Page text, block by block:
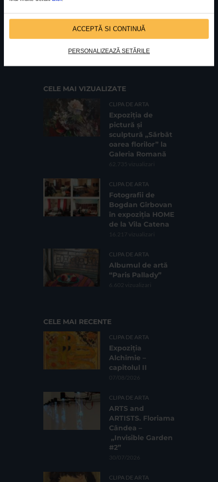
ACCEPTĂ SI CONTINUĂ
PERSONALIZEAZĂ SETĂRILE
Cod fiscal: 9164384Sediu social: Str. Delfinului, Nr. 6, parter Bl. 42,
CELE MAI VIZUALIZATE
CLIPA DE ARTA
Expoziția de
pictură și
sculptură „Sărbăt
oarea florilor” la
Galeria Romană
62.735 vizualizari
CLIPA DE ARTA
Fotografii de
Bogdan Gîrbovan
în expoziția HOME
de la Vila Catena
16.217 vizualizari
CLIPA DE ARTA
Albumul de artă
“Paris Pallady”
6.602 vizualizari
CELE MAI RECENTE
CLIPA DE ARTA
Expoziția
Alchimie –
capitolul II
07/08/2026
CLIPA DE ARTA
ARTS and
ARTISTS. Floriama
Cândea –
„Invisible Garden
#2”
30/07/2026
CLIPA DE ARTA